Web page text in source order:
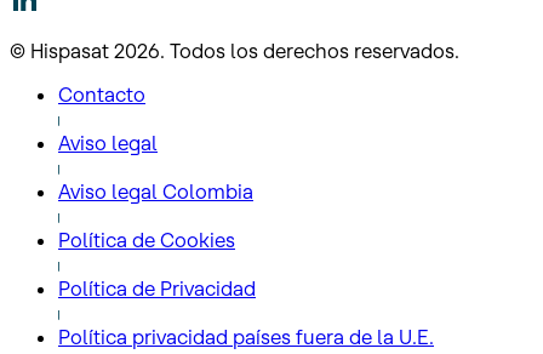
© Hispasat 2026. Todos los derechos reservados.
Contacto
Aviso legal
Aviso legal Colombia
Política de Cookies
Política de Privacidad
Política privacidad países fuera de la U.E.